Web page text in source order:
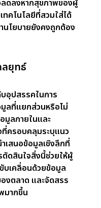
ค้า
รที่เป็นส่วนตัว เข้าถึง
านี้โดยเสนอตัวเลือก
างเช่น เบี้ยประกันของ
มสภาพอากาศปัจจุบัน
วามปลอดภัยนอกจากนี้
เคลื่อนด้วย AI ยังให้การ
นจัดการสอบถามช่วย
และเสนอคำแนะนำที่
ราบรื่นนี้ช่วยเสริมสร้าง
งลูกค้า